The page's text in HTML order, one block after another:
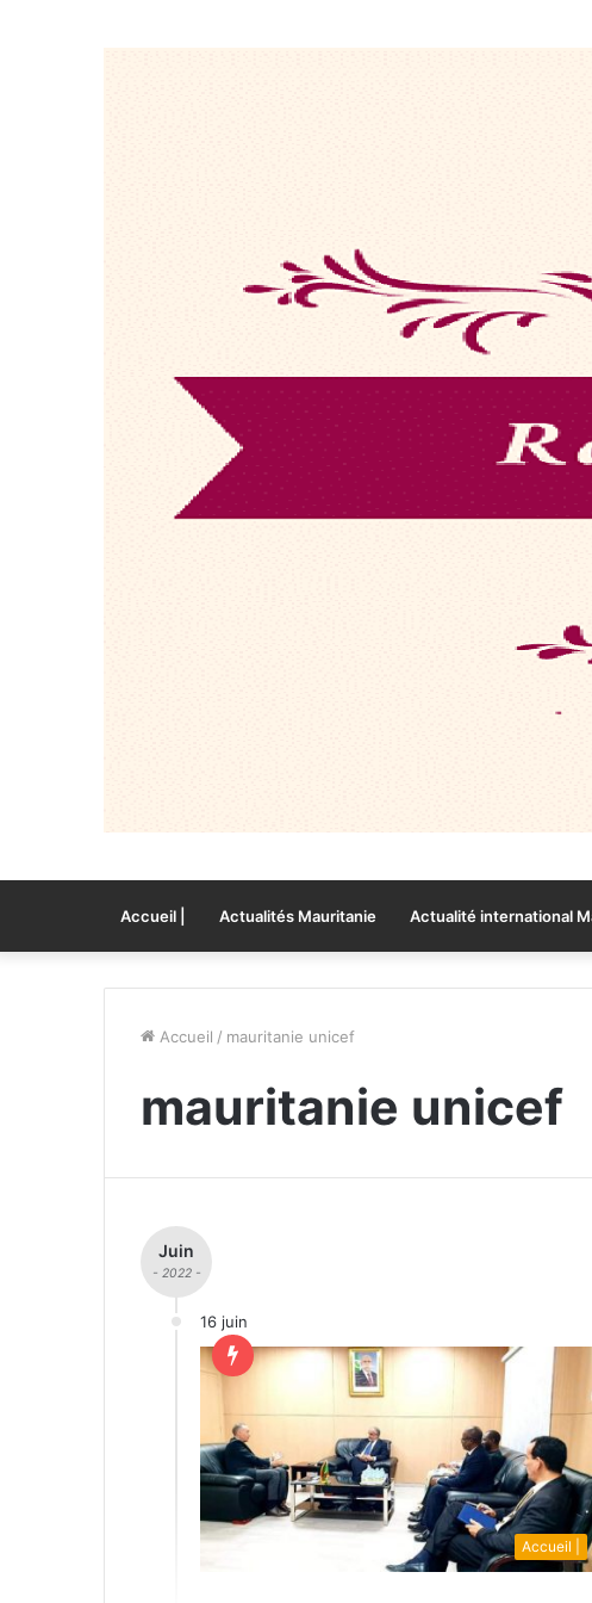
Accueil | Actualités Mauritanie Actualité international
Accueil / mauritanie unicef
mauritanie unicef
Juin
- 2022 -
16 juin
Accueil |